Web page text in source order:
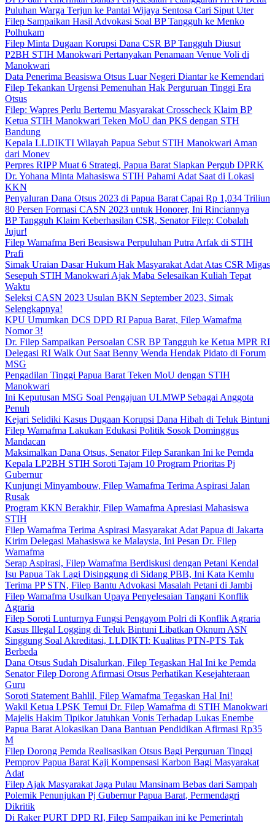
Puluhan Warga Terjun ke Pantai Wijaya Sentosa Cari Siput Uter
Filep Sampaikan Hasil Advokasi Soal BP Tangguh ke Menko
Polhukam
Filep Minta Dugaan Korupsi Dana CSR BP Tangguh Diusut
P2BH STIH Manokwari Pertanyakan Penamaan Venue Voli di
Manokwari
Data Penerima Beasiswa Otsus Luar Negeri Diantar ke Kemendari
Filep Tekankan Urgensi Pemenuhan Hak Perguruan Tinggi Era
Otsus
Filep: Wapres Perlu Bertemu Masyarakat Crosscheck Klaim BP
Ketua STIH Manokwari Teken MoU dan PKS dengan STH
Bandung
Kepala LLDIKTI Wilayah Papua Sebut STIH Manokwari Aman
dari Monev
Perpres RIPP Muat 6 Strategi, Papua Barat Siapkan Pergub DPRK
Dr. Yohana Minta Mahasiswa STIH Pahami Adat Saat di Lokasi
KKN
Penyaluran Dana Otsus 2023 di Papua Barat Capai Rp 1,034 Triliun
80 Persen Formasi CASN 2023 untuk Honorer, Ini Rinciannya
BP Tangguh Klaim Keberhasilan CSR, Senator Filep: Cobalah
Jujur!
Filep Wamafma Beri Beasiswa Perpuluhan Putra Arfak di STIH
Prafi
Simak Uraian Dasar Hukum Hak Masyarakat Adat Atas CSR Migas
Sesepuh STIH Manokwari Ajak Maba Selesaikan Kuliah Tepat
Waktu
Seleksi CASN 2023 Usulan BKN September 2023, Simak
Selengkapnya!
KPU Umumkan DCS DPD RI Papua Barat, Filep Wamafma
Nomor 3!
Dr. Filep Sampaikan Persoalan CSR BP Tangguh ke Ketua MPR RI
Delegasi RI Walk Out Saat Benny Wenda Hendak Pidato di Forum
MSG
Pengadilan Tinggi Papua Barat Teken MoU dengan STIH
Manokwari
Ini Keputusan MSG Soal Pengajuan ULMWP Sebagai Anggota
Penuh
Kejari Selidiki Kasus Dugaan Korupsi Dana Hibah di Teluk Bintuni
Filep Wamafma Lakukan Edukasi Politik Sosok Dominggus
Mandacan
Maksimalkan Dana Otsus, Senator Filep Sarankan Ini ke Pemda
Kepala LP2BH STIH Soroti Tajam 10 Program Prioritas Pj
Gubernur
Kunjungi Minyambouw, Filep Wamafma Terima Aspirasi Jalan
Rusak
Program KKN Berakhir, Filep Wamafma Apresiasi Mahasiswa
STIH
Filep Wamafma Terima Aspirasi Masyarakat Adat Papua di Jakarta
Kirim Delegasi Mahasiswa ke Malaysia, Ini Pesan Dr. Filep
Wamafma
Serap Aspirasi, Filep Wamafma Berdiskusi dengan Petani Kendal
Isu Papua Tak Lagi Disinggung di Sidang PBB, Ini Kata Kemlu
Terima PP STN, Filep Bantu Advokasi Masalah Petani di Jambi
Filep Wamafma Usulkan Upaya Penyelesaian Tangani Konflik
Agraria
Filep Soroti Lunturnya Fungsi Pengayom Polri di Konflik Agraria
Kasus Illegal Logging di Teluk Bintuni Libatkan Oknum ASN
Singgung Soal Akreditasi, LLDIKTI: Kualitas PTN-PTS Tak
Berbeda
Dana Otsus Sudah Disalurkan, Filep Tegaskan Hal Ini ke Pemda
Senator Filep Dorong Afirmasi Otsus Perhatikan Kesejahteraan
Guru
Soroti Statement Bahlil, Filep Wamafma Tegaskan Hal Ini!
Wakil Ketua LPSK Temui Dr. Filep Wamafma di STIH Manokwari
Majelis Hakim Tipikor Jatuhkan Vonis Terhadap Lukas Enembe
Papua Barat Alokasikan Dana Bantuan Pendidikan Afirmasi Rp35
M
Filep Dorong Pemda Realisasikan Otsus Bagi Perguruan Tinggi
Pemprov Papua Barat Kaji Kompensasi Karbon Bagi Masyarakat
Adat
Filep Ajak Masyarakat Jaga Pulau Mansinam Bebas dari Sampah
Polemik Penunjukan Pj Gubernur Papua Barat, Permendagri
Dikritik
Di Raker PURT DPD RI, Filep Sampaikan ini ke Pemerintah